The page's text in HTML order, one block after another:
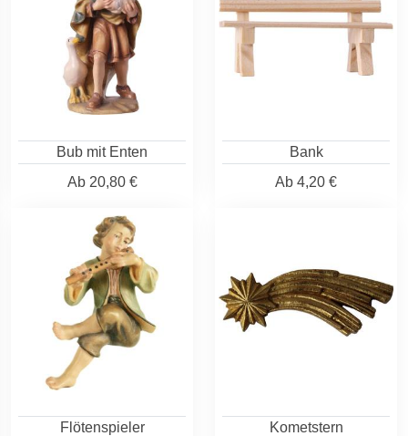
Bub mit Enten
Ab20,80 €
Bank
Ab 4,20 €
Flötenspieler
Kometstern